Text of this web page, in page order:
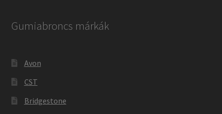
Gumiabroncs márkák
Avon
CST
Bridgestone